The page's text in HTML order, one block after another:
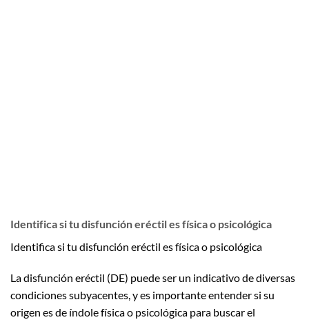
Identifica si tu disfunción eréctil es física o psicológica
Identifica si tu disfunción eréctil es física o psicológica
La disfunción eréctil (DE) puede ser un indicativo de diversas
condiciones subyacentes, y es importante entender si su
origen es de índole física o psicológica para buscar el